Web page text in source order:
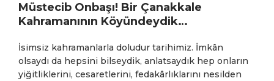
Müstecib Onbaşı! Bir Çanakkale
Kahramanının Köyündeydik…
İsimsiz kahramanlarla doludur tarihimiz. İmkân
olsaydı da hepsini bilseydik, anlatsaydık hep onların
yiğitliklerini, cesaretlerini, fedakârlıklarını nesilden